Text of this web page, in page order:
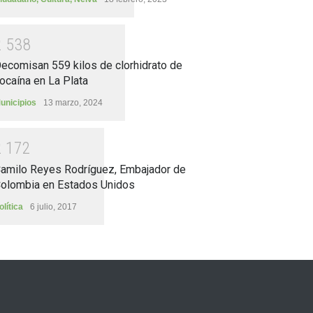
538
559 kilos de clorhidrato de
en La Plata
13 marzo, 2024
1 72
Reyes Rodríguez, Embajador de
en Estados Unidos
6 julio, 2017